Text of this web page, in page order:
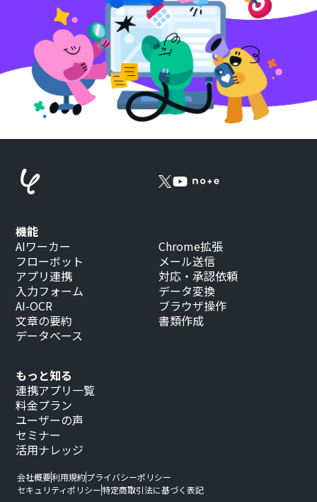
もっと知る
連携アプリ一覧
料金プラン
ユーザーの声
セミナー
活用ナレッジ
機能
AIワーカー
フローボット
アプリ連携
入力フォーム
AI-OCR
文章の要約
データベース
Chrome拡張
メール送信
対応・承認依頼
データ変換
ブラウザ操作
書類作成
会社概要利用規約プライバシーポリシー
セキュリティポリシー特定商取引法に基づく表記